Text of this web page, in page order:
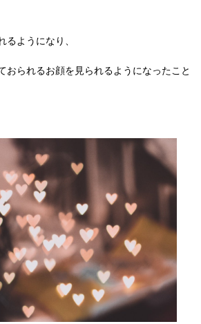
るようになり、
おられるお顔を見られるようになったこと